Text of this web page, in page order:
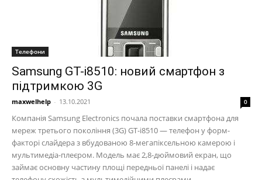
Телефони
Samsung GT-i8510: новий смартфон з
підтримкою 3G
maxwelhelp - 13.10.2021 0
Компанія Samsung Electronics почала поставки смартфона для
мереж третього покоління (3G) GT-i8510 — телефон у форм-
факторі слайдера з вбудованою 8-мегапіксельною камерою і
мультимедіа-плеєром. Модель має 2,8-дюймовий екран, що
займає основну частину площі передньої панелі і надає